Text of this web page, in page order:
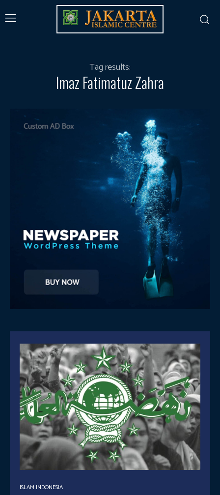
Tag results:
Imaz Fatimatuz Zahra
ISLAM INDONESIA